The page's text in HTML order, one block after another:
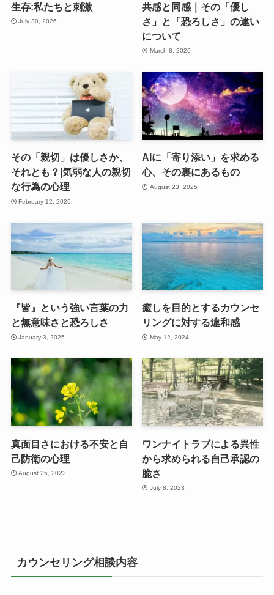
生存:私たちと刺激
July 30, 2026
共感と同感｜その「優し
さ」と「恐ろしさ」の違い
について
March 8, 2026
その「親切」は優しさか、
それとも？|気弱な人の親切
な行為の心理
February 12, 2026
AIに「寄り添い」を求める
心、その裏にあるもの
August 23, 2025
『皆』という強い言葉の力
と無意味さと恐ろしさ
January 3, 2025
癒しを目的とするカウンセ
リングに対する違和感
May 12, 2024
真面目さにおける不安と自
己防衛の心理
August 25, 2023
ワンナイトラブによる異性
から求められる自己承認の
脆さ
July 8, 2023
カウンセリング相談内容